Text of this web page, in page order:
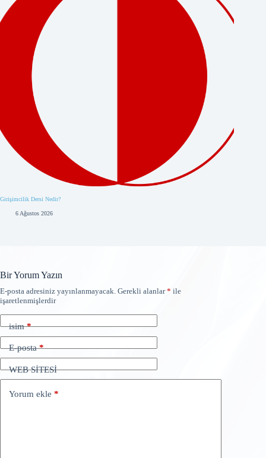
Girişimcilik Dersi Nedir?
6 Ağustos 2026
Bir Yorum Yazın
E-posta adresiniz yayınlanmayacak. Gerekli alanlar* ile
işaretlenmişlerdir
isim*
E-posta*
WEB SİTESİ
Yorum ekle *